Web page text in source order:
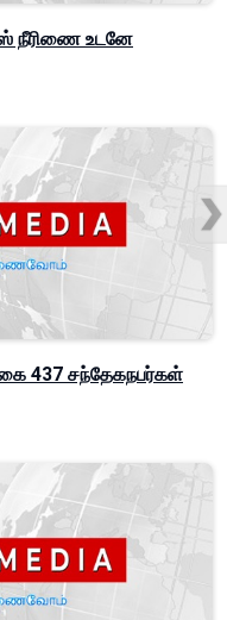
நீரிணை உடனே
437 சந்தேகநபர்கள்